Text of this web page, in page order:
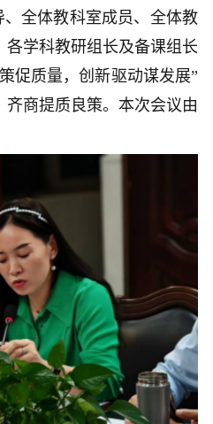
、全体教科室成员、全体教
各学科教研组长及备课组长
促质量，创新驱动谋发展”
齐商提质良策。本次会议由